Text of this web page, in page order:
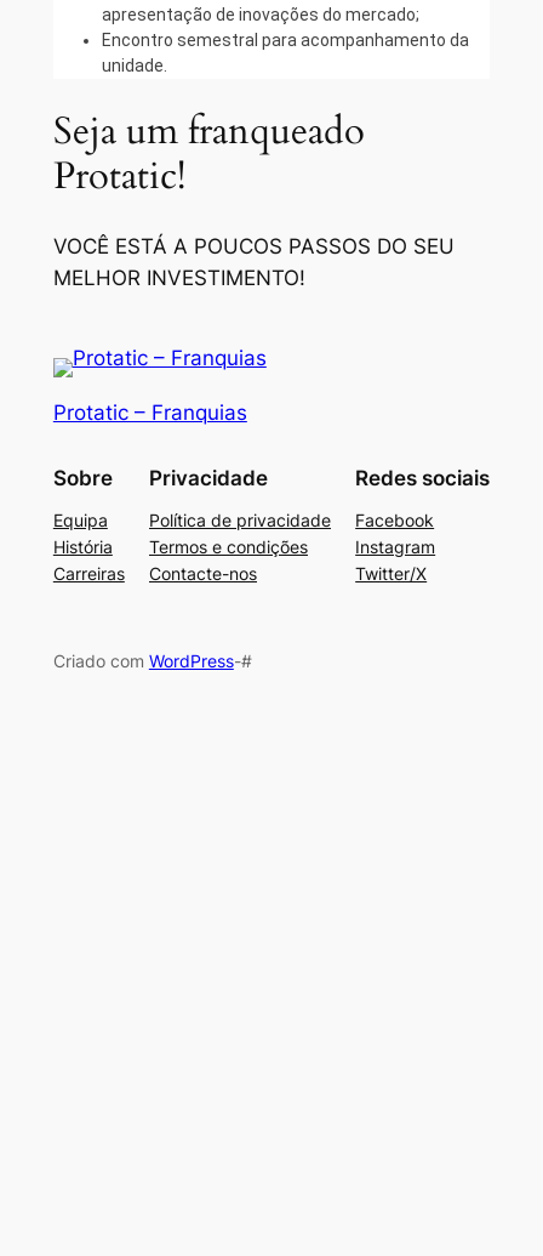
apresentação de inovações do mercado;
Encontro semestral para acompanhamento da
unidade.
Seja um franqueado
Protatic!
VOCÊ ESTÁ A POUCOS PASSOS DO SEU
MELHOR INVESTIMENTO!
Protatic – Franquias
Sobre
Equipa
História
Carreiras
Privacidade
Política de privacidade
Termos e condições
Contacte-nos
Redes sociais
Facebook
Instagram
Twitter/X
Criado com WordPress-#